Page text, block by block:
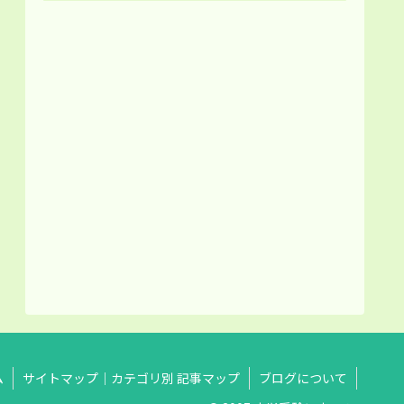
サイトマップ｜カテゴリ別 記事マップ
ブログについて